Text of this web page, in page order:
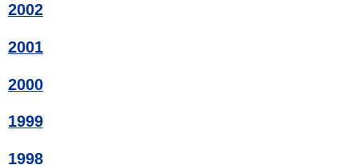
2002
2001
2000
1999
1998